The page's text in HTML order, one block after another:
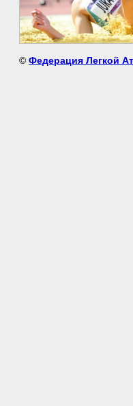
© Федерация Легкой